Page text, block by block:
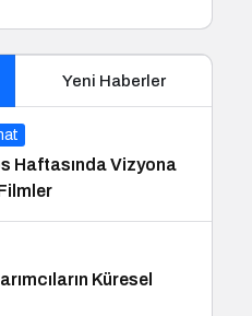
Yeni Haberler
Haftasında Vizyona
Küresel